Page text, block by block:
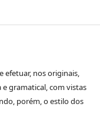
efetuar, nos originais,
gramatical, com vistas
porém, o estilo dos